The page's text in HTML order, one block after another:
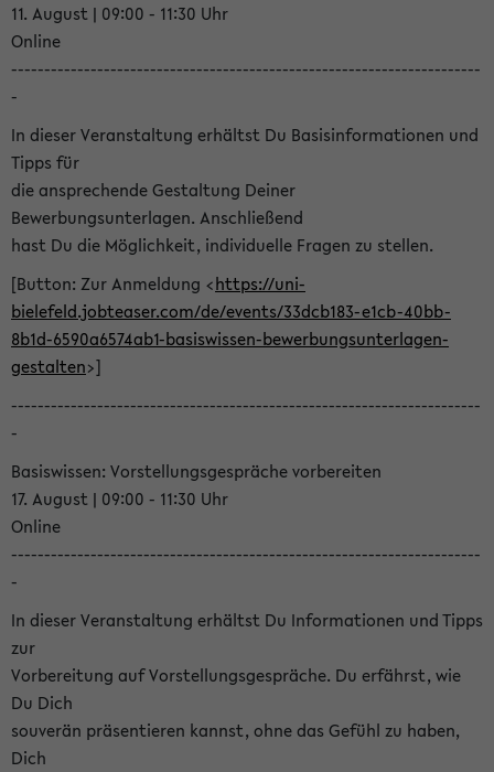
11. August | 09:00 - 11:30 Uhr
Online
-----------------------------------------------------------------------
-
In dieser Veranstaltung erhältst Du Basisinformationen und
Tipps für
die ansprechende Gestaltung Deiner
Bewerbungsunterlagen. Anschließend
hast Du die Möglichkeit, individuelle Fragen zu stellen.
[Button: Zur Anmeldung <https://uni-
bielefeld.jobteaser.com/de/events/33dcb183-e1cb-40bb-
8b1d-6590a6574ab1-basiswissen-bewerbungsunterlagen-
gestalten>]
-----------------------------------------------------------------------
-
Basiswissen: Vorstellungsgespräche vorbereiten
17. August | 09:00 - 11:30 Uhr
Online
-----------------------------------------------------------------------
-
In dieser Veranstaltung erhältst Du Informationen und Tipps
zur
Vorbereitung auf Vorstellungsgespräche. Du erfährst, wie
Du Dich
souverän präsentieren kannst, ohne das Gefühl zu haben,
Dich